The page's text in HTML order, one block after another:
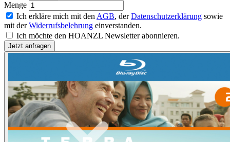
Menge
Ich erkläre mich mit den AGB, derDatenschutzerklärung sowie
mit derWiderrufsbelehrung einverstanden.
Ich möchte den HOANZL Newsletter abonnieren.